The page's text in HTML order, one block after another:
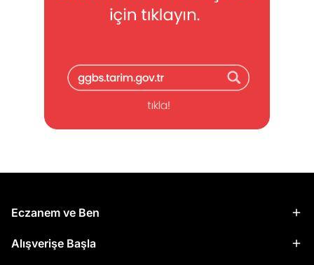
Eczanem ve Ben
Alışverişe Başla